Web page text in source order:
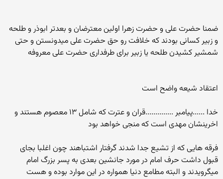
ضمنا حضرت علی و حضرت زهرا اولین معترضان و بعدتر ابوذر و طلحه
و زبیر کسانی بودند که خلافت رو حق حضرت علی میدونستن و حتی
شمشیر کشیدن طلحه یا زبیر برای طرفداری حضرت علی معروفه
اعتقاد شیعه واضح است
خدا ......پیامبر ..............قران و عترت که شامل ۱۳ معصوم هستند و
اخرینشان مهدی است که منجی خواهد بود
فرقه هایی که از تشیع جدا شدند گرفتار اشتباهند چون اغلبا بجای
قبول داشت حرف امام در مورد جانشین بعدی به پسر بزرگ امام
میگرویدند و البته مطامع دنیا همواره در این موارد بوده و هست